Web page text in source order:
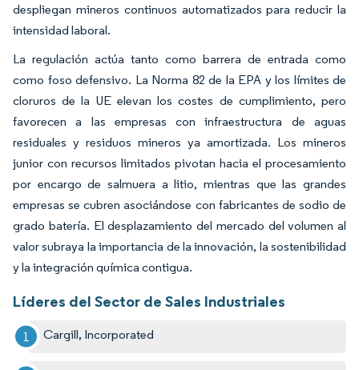
despliegan mineros continuos automatizados para reducir la
intensidad laboral.
La regulación actúa tanto como barrera de entrada como
como foso defensivo. La Norma 82 de la EPA y los límites de
cloruros de la UE elevan los costes de cumplimiento, pero
favorecen a las empresas con infraestructura de aguas
residuales y residuos mineros ya amortizada. Los mineros
junior con recursos limitados pivotan hacia el procesamiento
por encargo de salmuera a litio, mientras que las grandes
empresas se cubren asociándose con fabricantes de sodio de
grado batería. El desplazamiento del mercado del volumen al
valor subraya la importancia de la innovación, la sostenibilidad
y la integración química contigua.
Líderes del Sector de Sales Industriales
Cargill, Incorporated